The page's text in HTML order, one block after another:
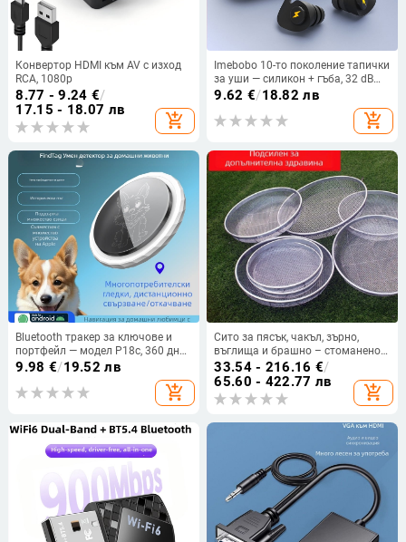
Конвертор HDMI към AV с изход
RCA, 1080p
8.77 - 9.24 €/
17.15 - 18.07 лв
add_shopping_cart
Imebobo 10-то поколение тапички
за уши — силикон + гъба, 32 dB
NRR, за сън, шумопотискане,
9.62 €/18.82 лв
add_shopping_cart
Bluetooth тракер за ключове и
портфейл — модел P18c, 360 дни
живот на батерията, обхват 100
9.98 €/19.52 лв
add_shopping_cart
Сито за пясък, чакъл, зърно,
въглища и брашно – стоманено
телено сито
33.54 - 216.16 €/
65.60 - 422.77 лв
add_shopping_cart